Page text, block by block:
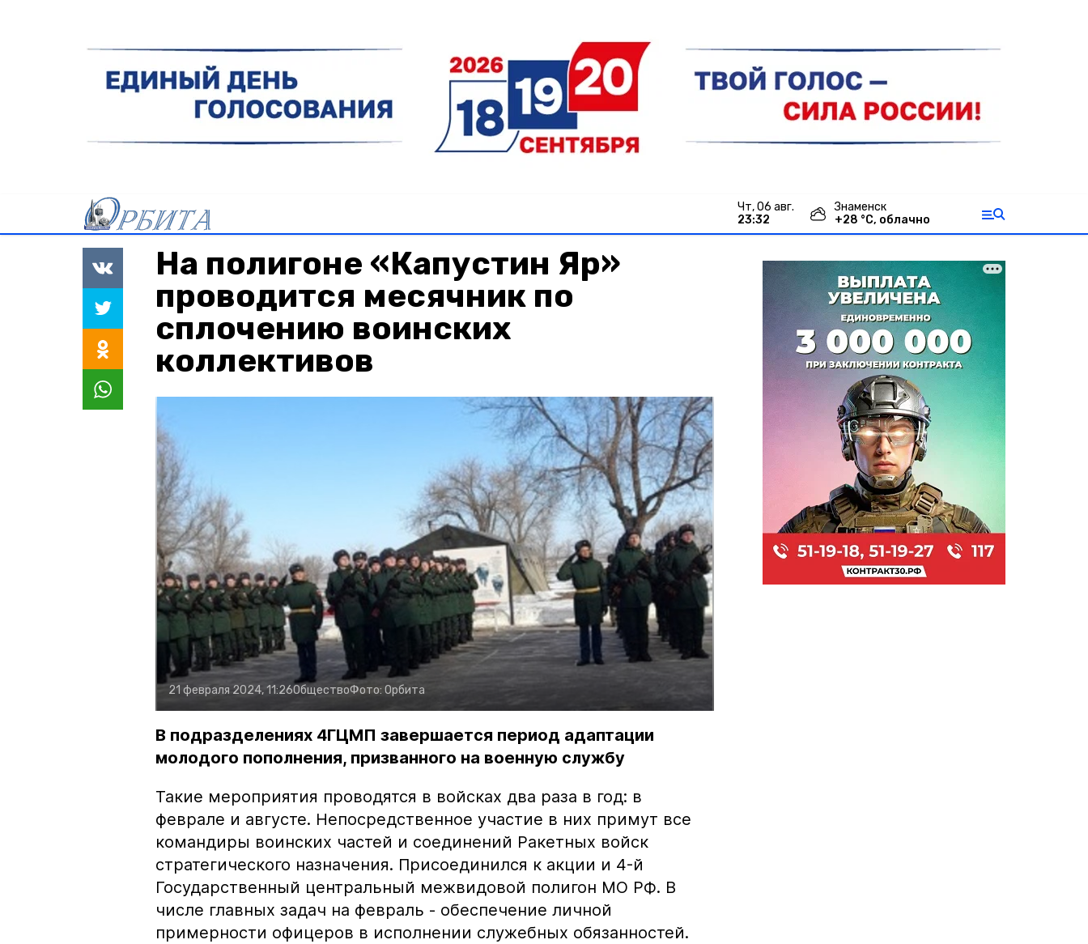
чт, 06 авг.
23:32
Знаменск
+28 °С, облачно
На полигоне «Капустин Яр»
проводится месячник по
сплочению воинских
коллективов
21 февраля 2024, 11:26ОбществоФото: Орбита
В подразделениях 4ГЦМП завершается период адаптации
молодого пополнения, призванного на военную службу
Такие мероприятия проводятся в войсках два раза в год: в
феврале и августе. Непосредственное участие в них примут все
командиры воинских частей и соединений Ракетных войск
стратегического назначения. Присоединился к акции и 4-й
Государственный центральный межвидовой полигон МО РФ. В
числе главных задач на февраль - обеспечение личной
примерности офицеров в исполнении служебных обязанностей.